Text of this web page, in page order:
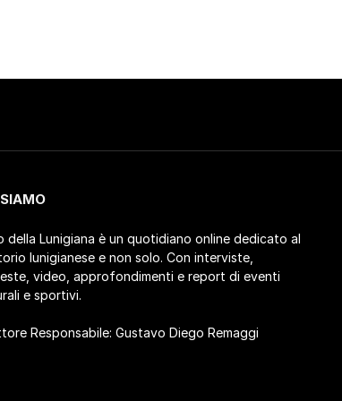
della Lunigiana è un quotidiano online dedicato al
lunigianese e non solo. Con interviste,
video, approfondimenti e report di eventi
e sportivi.
Responsabile: Gustavo Diego Remaggi